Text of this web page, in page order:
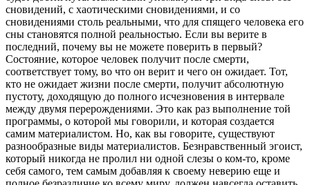
сновидений, с хаотическими сновидениями, и со
сновидениями столь реальными, что для спящего человека его
сны становятся полной реальностью. Если вы верите в
последний, почему вы не можете поверить в первый?
Состояние, которое человек получит после смерти,
соответствует тому, во что он верит и чего он ожидает. Тот,
кто не ожидает жизни после смерти, получит абсолютную
пустоту, доходящую до полного исчезновения в интервале
между двумя перерождениями. Это как раз выполнение той
программы, о которой мы говорили, и которая создается
самим материалистом. Но, как вы говорите, существуют
разнообразные виды материалистов. Безнравственный эгоист,
который никогда не пролил ни одной слезы о ком-то, кроме
себя самого, тем самым добавляя к своему неверию еще и